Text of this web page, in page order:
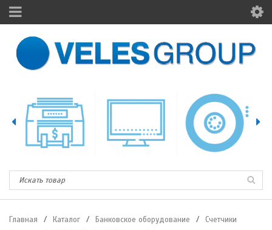
Главная / Каталог / Банковское оборудование /
Счетчики